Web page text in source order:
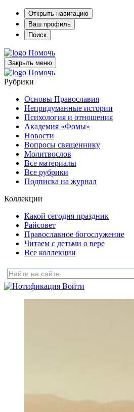
Открыть навигацию
Ваш профиль
Поиск
Помочь
Закрыть меню
Помочь
Рубрики
Основы Православия
Непридуманные истории
Психология и отношения
Академия «Фомы»
Новости
Вопросы священнику
Молитвослов
Все материалы
Все рубрики
Подписка на журнал
Коллекции
Какой сегодня праздник
Райсовет
Православное богослужение
Читаем с детьми о вере
Все коллекции
Войти